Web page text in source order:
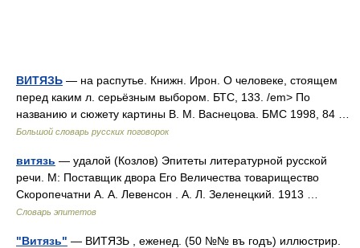
ВИТЯЗЬ — на распутье. Книжн. Ирон. О человеке, стоящем
перед каким л. серьёзным выбором. БТС, 133. /em> По
названию и сюжету картины В. М. Васнецова. БМС 1998, 84 …
Большой словарь русских поговорок
витязь — удалой (Козлов) Эпитеты литературной русской
речи. М: Поставщик двора Его Величества товарищество
Скоропечатни А. А. Левенсон . А. Л. Зеленецкий. 1913 …
Словарь эпитетов
"Витязь" — ВИТЯЗЬ , еженед. (50 №№ въ годъ) иллюстрир.